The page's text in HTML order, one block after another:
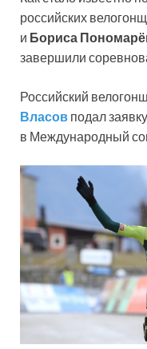
российских
и Бориса
завершили
Российский
Власов подал
в Международный